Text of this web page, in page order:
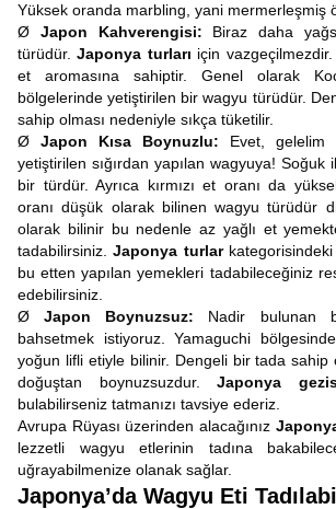
Yüksek oranda marbling, yani mermerleşmiş
Ø Japon Kahverengisi: Biraz daha
türüdür.Japonya turları için
et aromasına sahiptir. Genel olarak
bölgelerinde yetiştirilen bir wagyu türüdür.
sahip olması nedeniyle sıkça tüketilir.
Ø Japon Kısa Boynuzlu: Evet, gelelim
yetiştirilen sığırdan yapılan wagyuya! Soğuk
bir türdür. Ayrıca kırmızı et oranı da
oranı düşük olarak bilinen wagyu türüdür
olarak bilinir bu nedenle az yağlı et
tadabilirsiniz.Japonya turlar
bu etten yapılan yemekleri tadabileceğiniz
edebilirsiniz.
ØJapon Boynuzsuz: Nadir bulunan
bahsetmek istiyoruz. Yamaguchi
yoğun lifli etiyle bilinir. Dengeli bir tada sahip
doğuştan boynuzsuzdur.Japonya
bulabilirseniz tatmanızı tavsiye ederiz.
Avrupa Rüyası üzerinden alacağınız
lezzetli wagyu etlerinin tadına
uğrayabilmenize olanak sağlar.
Japonya’da Wagyu Eti